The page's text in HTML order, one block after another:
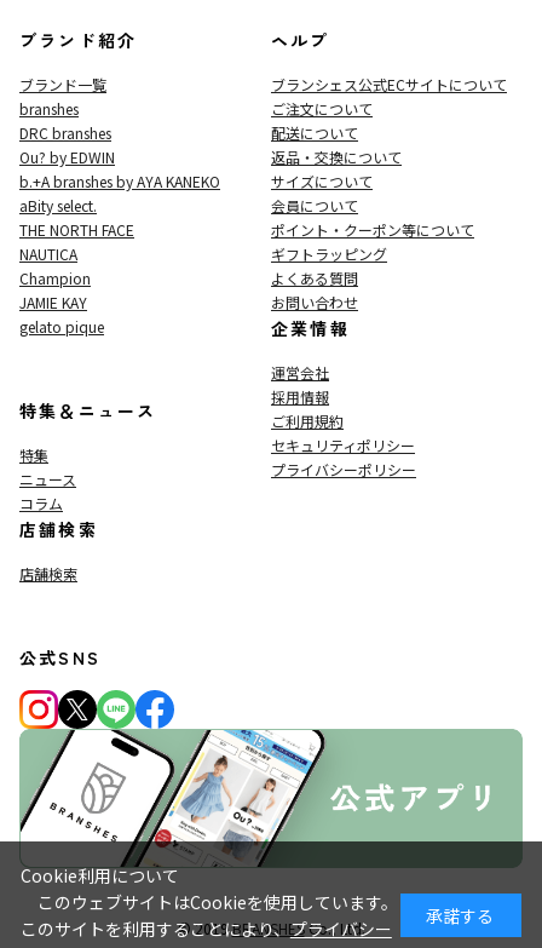
ブランド紹介
ブランド一覧
branshes
DRC branshes
Ou? by EDWIN
b.+A branshes by AYA KANEKO
aBity select.
THE NORTH FACE
NAUTICA
Champion
JAMIE KAY
gelato pique
特集＆ニュース
特集
ニュース
コラム
店舗検索
店舗検索
ヘルプ
ブランシェス公式ECサイトについて
ご注文について
配送について
返品・交換について
サイズについて
会員について
ポイント・クーポン等について
ギフトラッピング
よくある質問
お問い合わせ
企業情報
運営会社
採用情報
ご利用規約
セキュリティポリシー
プライバシーポリシー
公式SNS
© 2019BRANSHESCo., Ltd.
Cookie利用について
このウェブサイトはCookieを使用しています。
このサイトを利用することにより、プライバシー
承諾する